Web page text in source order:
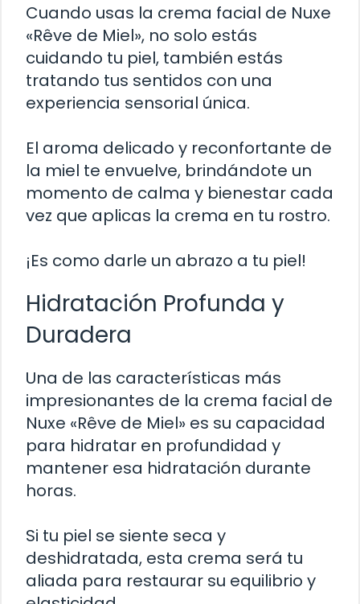
Cuando usas la crema facial de Nuxe
«Rêve de Miel», no solo estás
cuidando tu piel, también estás
tratando tus sentidos con una
experiencia sensorial única.
El aroma delicado y reconfortante de
la miel te envuelve, brindándote un
momento de calma y bienestar cada
vez que aplicas la crema en tu rostro.
¡Es como darle un abrazo a tu piel!
Hidratación Profunda y
Duradera
Una de las características más
impresionantes de la crema facial de
Nuxe «Rêve de Miel» es su capacidad
para hidratar en profundidad y
mantener esa hidratación durante
horas.
Si tu piel se siente seca y
deshidratada, esta crema será tu
aliada para restaurar su equilibrio y